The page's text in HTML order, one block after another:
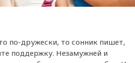
по-дружески, то сонник пишет,
поддержку. Незамужней и